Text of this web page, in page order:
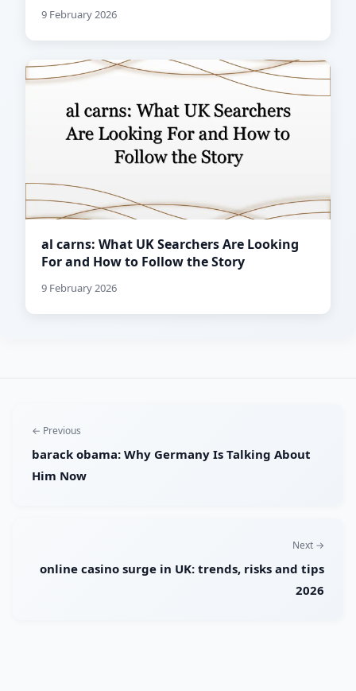
9 February 2026
al carns: What UK Searchers Are Looking
For and How to Follow the Story
9 February 2026
← Previous
barack obama: Why Germany Is Talking About
Him Now
Next →
online casino surge in UK: trends, risks and tips
2026